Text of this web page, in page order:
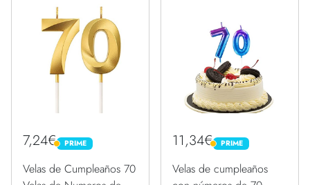
7,24€ PRIME
PRIME
Velas de Cumpleaños 70
11,34€ PRIME
PRIME
Velas de cumpleaños